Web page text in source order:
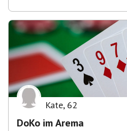
Kate, 62
DoKo im Arema